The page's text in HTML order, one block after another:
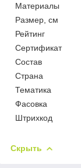
Материалы
Размер, см
Рейтинг
Сертификат
Состав
Страна
Тематика
Фасовка
Штрихкод
Скрыть